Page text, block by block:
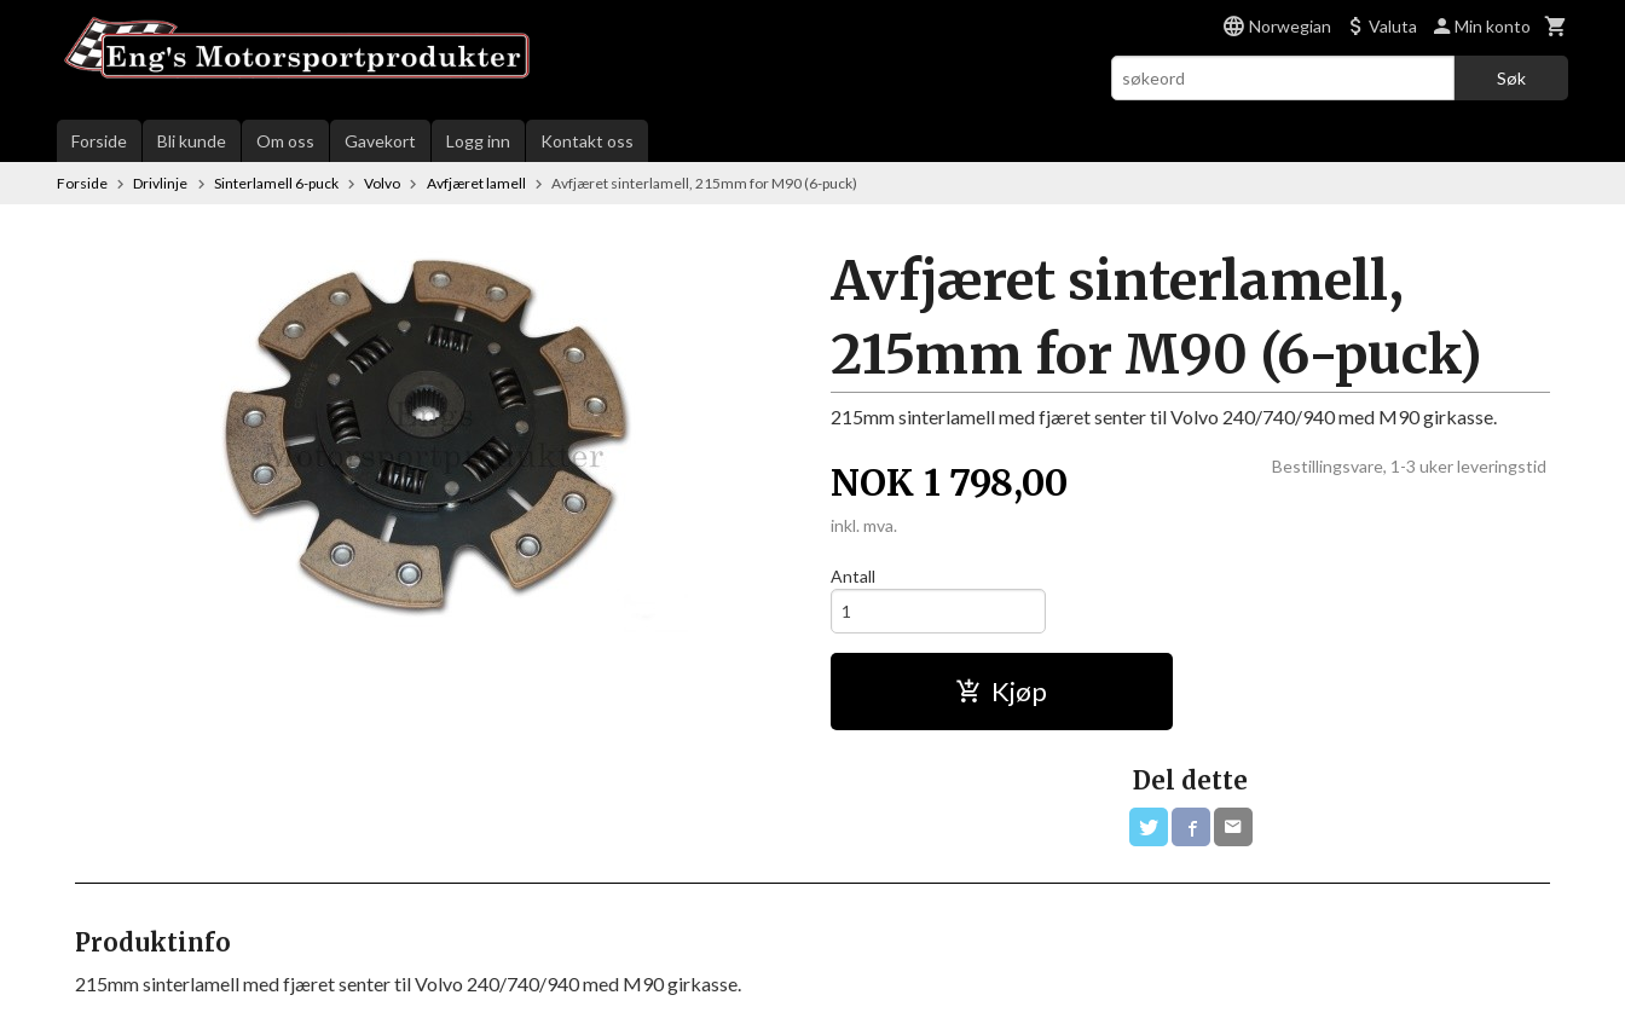
innholdet
Norwegian Valuta Min konto
Søk
Forside Bli kunde Om oss Gavekort Logg inn Kontakt oss
Forside Drivlinje Sinterlamell 6-puck Volvo Avfjæret lamell Avfjæret sinterlamell, 215mm for M90 (6-puck)
Avfjæret sinterlamell,
215mm for M90 (6-puck)
215mm sinterlamell med fjæret senter til Volvo 240/740/940 med M90 girkasse.
NOK 1 798,00
inkl. mva.
Bestillingsvare, 1-3 uker leveringstid
Antall
Kjøp
Del dette
Produktinfo
215mm sinterlamell med fjæret senter til Volvo 240/740/940 med M90 girkasse.